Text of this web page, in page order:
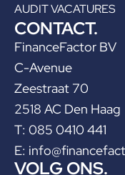
AUDIT VACATURES
CONTACT.
FinanceFactor BV
C-Avenue
Zeestraat 70
2518 AC Den Haag
T: 085 0410 441
E:
VOLG ONS.